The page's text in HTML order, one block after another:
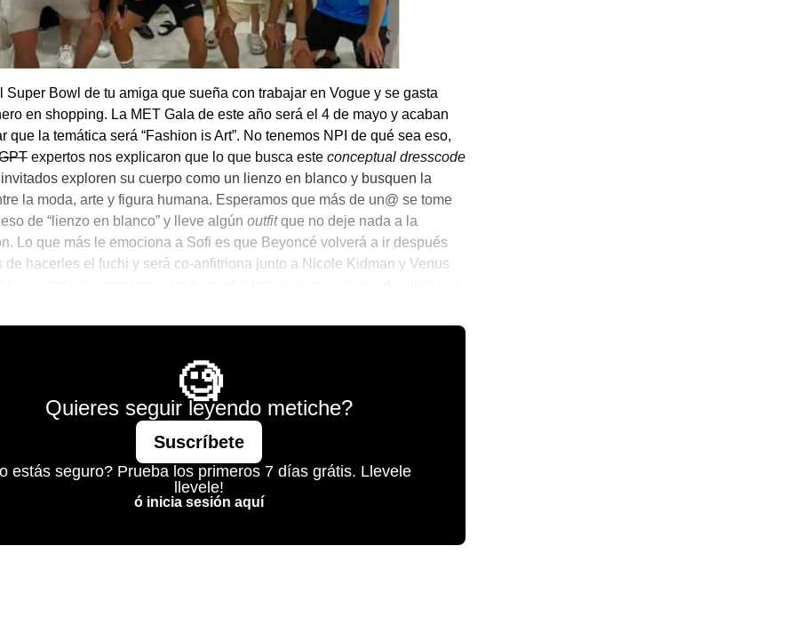
Super Bowl de tu amiga que sueña con trabajar en Vogue y se gasta
en shopping. La MET Gala de este año será el 4 de mayo y acaban
que la temática será “Fashion is Art”. No tenemos NPI de qué sea eso,
expertos nos explicaron que lo que busca este conceptual dresscode
exploren su cuerpo como un lienzo en blanco y busquen la
la moda, arte y figura humana. Esperamos que más de un@ se tome
de “lienzo en blanco” y lleve algún outfitque no deje nada a la
Lo que más le emociona a Sofi es que Beyoncé volverá a ir después
de hacerles el fuchi y será co-anfitriona junto a Nicole Kidman y Venus
🧐
Quieres seguir leyendo metiche?
Suscríbete
estás seguro? Prueba los primeros 7 días grátis. Llevele
llevele!
ó inicia sesión aquí